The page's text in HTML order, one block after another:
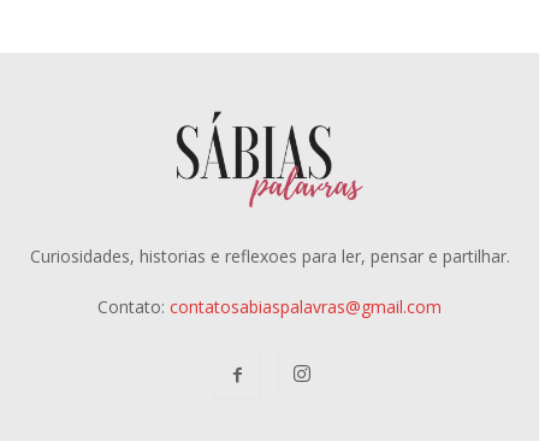
Curiosidades, historias e reflexoes para ler, pensar e partilhar.
Contato: contatosabiaspalavras@gmail.com